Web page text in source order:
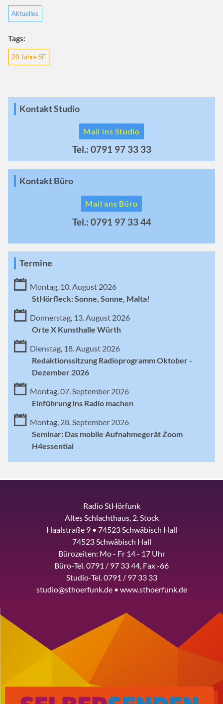
Aktuelles
Tags:
20 Jahre SF
Kontakt Studio
Mail ins Studio
Tel.: 0791 97 33 33
Kontakt Büro
Mail ans Büro
Tel.: 0791 97 33 44
Termine
Montag, 10. August 2026
StHörfleck: Sonne, Sonne, Malta!
Donnerstag, 13. August 2026
Orte X Kunsthalle Würth
Dienstag, 18. August 2026
Redaktionssitzung Radioprogramm Oktober -
Dezember 2026
Montag, 07. September 2026
Einführung ins Radio machen
Montag, 28. September 2026
Seminar: Das mobile Aufnahmegerät Zoom
H4essential
Radio StHörfunk
Altes Schlachthaus, 2. Stock
Haalstraße 9 • 74523 Schwäbisch Hall
74523 Schwäbisch Hall
Bürozeiten: Mo - Fr 14 - 17 Uhr
Büro-Tel. 0791 / 97 33 44, Fax -66
Studio-Tel. 0791 / 97 33 33
studio@sthoerfunk.de • www.sthoerfunk.de